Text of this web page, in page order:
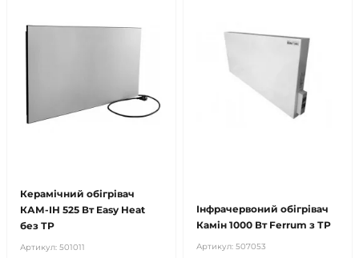
Керамічний обігрівач
КАМ-ІН 525 Вт Easy Heat
без ТР
Артикул: 501011
Інфрачервоний обігрівач
Камін 1000 Вт Ferrum з ТР
Артикул: 507053